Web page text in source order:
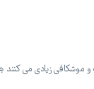
و موشکافی زیادی می کنند